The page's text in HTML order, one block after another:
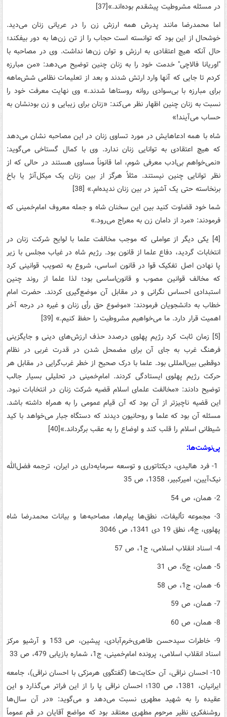
در مسئله‌ مشروطیت‌ پیشقدم‌ بوده‌اند.»[37]
اما محمدرضا مانند پدرش‌ همه‌ ارزش‌ زن‌ را در عریانی‌ زنان‌ می‌دید.
خوشحال‌ از این‌ بود که‌ توانسته‌ است‌ حجاب‌ را از تن‌ زن‌ها به‌ دور بیفکند؛
حال‌ آنکه ‌هیچ‌ اعتقادی‌ به‌ ارزش‌ و توان‌ زن‌ها نداشت‌. وی‌ در مصاحبه‌ با
"اوریانا فالاچی‌" خدمت ‌خود را به‌ زنان‌ چنین‌ توضیح‌ می‌دهد: «من‌ مبارزه‌
کردم‌ تا جایی‌ که‌ آنها وارد ارتش‌ شدند و بعد از تعلیمات‌ نظامی‌ شش‌ماهه‌
برای‌ مبارزه‌ با بی‌سوادی‌ روانه‌ روستاها شدند.» وی‌ نهایت‌ معرفت‌ خود را
نسبت‌ به‌ زنان‌ چنین‌ اظهار نظر می‌کند: «زنان‌ برای‌ زیبایی‌ و زن‌ بودنشان‌ به‌
حساب‌ می‌آیند!»
شاه‌ با همه‌ ادعاهایش‌ در مورد تساوی‌ زنان‌ در این‌ مصاحبه‌ نشان‌ می‌دهد
که‌ هیچ ‌اعتقادی‌ به‌ توانایی‌ زنان‌ ندارد. وی‌ با کمال‌ گستاخی‌ می‌گوید:
«نمی‌خواهم‌ بی‌ادب‌ معرفی‌ شوم‌، اما قانوناً مساوی‌ هستند در حالی‌ که‌ از
نظر توانایی‌ چنین‌ نیستند. مثلاً هرگز از بین‌ زنان‌ یک‌ میکل‌آنژ یا باخ‌
برنخاسته‌ حتی‌ یک‌ آشپز در بین‌ زنان‌ ندیده‌ام.» [38]
شما خود قضاوت‌ کنید بین‌ این‌ سخنان‌ شاه‌ و جمله‌ معروف‌ امام‌خمینی‌ که‌
فرمودند: «مرد از دامان‌ زن‌ به‌ معراج‌ می‌رود.»
[4] یکی‌ دیگر از عواملی‌ که‌ موجب‌ مخالفت‌ علما با لوایح‌ شرکت‌ زنان‌ در
انتخابات‌ گردید، دفاع‌ علما از قانون‌ بود. رژیم‌ شاه‌ در غیاب‌ مجلس‌ با زیر
پا نهادن‌ اصل‌ تفکیک‌ قوا در قانون‌ اساسی‌، شروع‌ به‌ تصویب‌ قوانینی‌ کرد
که‌ مخالف‌ قوانین‌ مصوب‌ و قانون‌اساسی‌ بود؛ لذا علما از روند چنین‌
استبدادی‌ احساس‌ نگرانی‌ و در مقابل‌ آن‌ موضع‌گیری‌ کردند. حضرت‌ امام‌
خطاب‌ به‌ دانشجویان‌ فرمودند: «موضوع‌ حق‌ رأی‌ زنان‌ و غیره‌ در درجه‌ آخر
اهمیت‌ قرار دارد. ما می‌خواهیم ‌مشروطیت‌ را حفظ‌ کنیم‌.» [39]
[5] زمان‌ ثابت‌ کرد رژیم‌ پهلوی درصدد حذف‌ ارزش‌های‌ دینی‌ و جایگزینی‌
فرهنگ‌ غرب‌ به‌ جای‌ آن‌ برای‌ مضمحل‌ شدن‌ در قدرت‌ غربی‌ در نظام‌
دوقطبی‌ بین‌المللی‌ بود. علما با درک‌ صحیح‌ از خطر غرب‌گرایی‌ در مقابل‌ هر
حرکت‌ رژیم ‌پهلوی ایستادگی‌ کردند. امام‌خمینی‌ در تحلیلی‌ بسیار جالب‌
توضیح دادند: «مخالفت‌ علمای‌ اسلام‌ قضیه‌ شرکت‌ زنان‌ در انتخابات‌ نبود.
این‌ قضیه‌ ناچیزتر از آن‌ بود که‌ آن‌ قیام‌ عمومی‌ را به‌ همراه‌ داشته‌ باشد.
مسئله‌ آن‌ بود که‌ علما و روحانیون‌ دیدند که‌ دستگاه‌ جبار می‌خواهد با کید
شیطانی‌ اسلام‌ را قلب‌ کند و اوضاع‌ را به‌ عقب‌ برگرداند.»[40]
پی‌نوشت‌ها:
1- فرد هالیدی، دیکتاتوری و توسعه‌ سرمایه‌داری در ایران، ترجمه‌ فضل‌الله
نیک‌آیین، امیرکبیر، 1358، ص 35
2- همان، ص 54
3- مجموعه‌ تألیفات، نطق‌ها پیام‌ها، مصاحبه‌ها و بیانات محمدرضا شاه
پهلوی، ج4، نطق 19 دی 1341، ص 3046
4- اسناد انقلاب اسلامی، ج1، ص 57
5- همان، ج5، ص 31
6- همان، ج1، ص 58
7- همان، ص 59
8- همان، ص 60
9- خاطرات سیدحسن طاهری‌خرم‌آبادی، پیشین، ص 153 و آرشیو مرکز
اسناد انقلاب اسلامی، پرونده‌ امام‌خمینی، ج1، شماره‌ بازیابی 479، ص 33
10- احسان نراقی، آن حکایت‌ها (گفتگوی هرمزکی با احسان نراقی)، جامعه‌
ایرانیان، 1381، ص 130؛ احسان نراقی پا را از این فراتر می‌گذارد و این
عقیده را به شهید مطهری نسبت می‌دهد و می‌گوید: «در آن سال‌ها
روشنفکری نظیر مرحوم مطهری معتقد بود که مواضع آقایان در قم عموماً